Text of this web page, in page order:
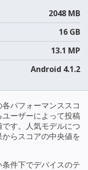
2048 MB
16 GB
13.1 MP
Android 4.1.2
パフォーマンススコ
ーザーによって投稿
す。人気モデルにつ
らスコアの中央値を
件下でデバイスのテ